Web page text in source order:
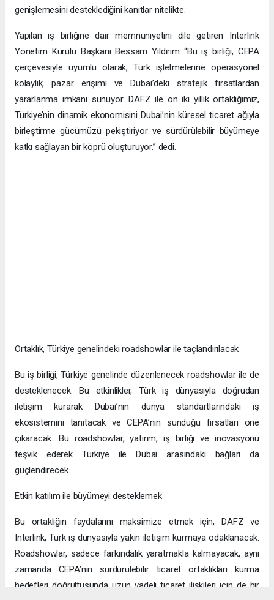
genişlemesini desteklediğini kanıtlar nitelikte.
Yapılan iş birliğine dair memnuniyetini dile getiren Interlink
Yönetim Kurulu Başkanı Bessam Yıldırım “Bu iş birliği, CEPA
çerçevesiyle uyumlu olarak, Türk işletmelerine operasyonel
kolaylık, pazar erişimi ve Dubai’deki stratejik fırsatlardan
yararlanma imkanı sunuyor. DAFZ ile on iki yıllık ortaklığımız,
Türkiye’nin dinamik ekonomisini Dubai’nin küresel ticaret ağıyla
birleştirme gücümüzü pekiştiriyor ve sürdürülebilir büyümeye
katkı sağlayan bir köprü oluşturuyor.” dedi.
Ortaklık, Türkiye genelindeki roadshowlar ile taçlandırılacak
Bu iş birliği, Türkiye genelinde düzenlenecek roadshowlar ile de
desteklenecek. Bu etkinlikler, Türk iş dünyasıyla doğrudan
iletişim kurarak Dubai’nin dünya standartlarındaki iş
ekosistemini tanıtacak ve CEPA’nın sunduğu fırsatları öne
çıkaracak. Bu roadshowlar, yatırım, iş birliği ve inovasyonu
teşvik ederek Türkiye ile Dubai arasındaki bağları da
güçlendirecek.
Etkin katılım ile büyümeyi desteklemek
Bu ortaklığın faydalarını maksimize etmek için, DAFZ ve
Interlink, Türk iş dünyasıyla yakın iletişim kurmaya odaklanacak.
Roadshowlar, sadece farkındalık yaratmakla kalmayacak, aynı
zamanda CEPA’nın sürdürülebilir ticaret ortaklıkları kurma
hedefleri doğrultusunda uzun vadeli ticaret ilişkileri için de bir